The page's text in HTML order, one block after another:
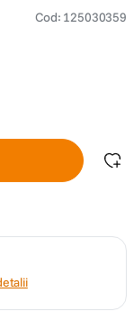
Cod: 125030359